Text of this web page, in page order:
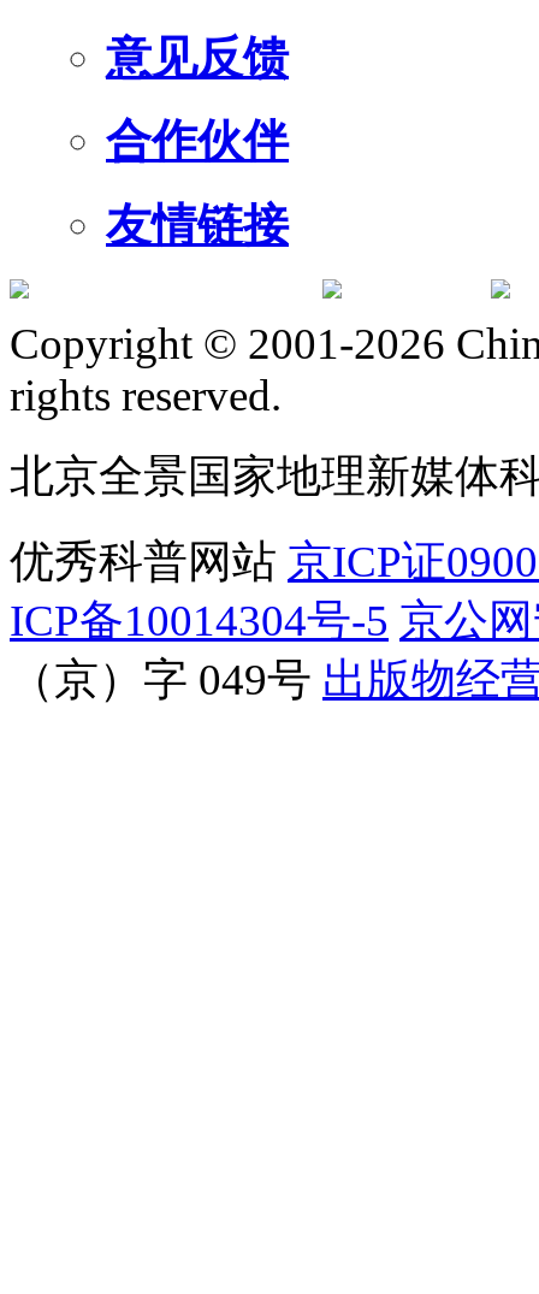
意见反馈
合作伙伴
友情链接
Copyright © 2001-2026
rights reserved.
北京全景国家地理新媒体
优秀科普网站 京ICP证
ICP备10014304号-5 京公
（京）字 049号 出版物经